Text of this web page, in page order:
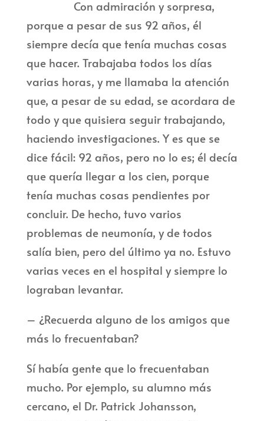
Con admiración y sorpresa,
porque a pesar de sus 92 años, él
siempre decía que tenía muchas cosas
que hacer. Trabajaba todos los días
varias horas, y me llamaba la atención
que, a pesar de su edad, se acordara de
todo y que quisiera seguir trabajando,
haciendo investigaciones. Y es que se
dice fácil: 92 años, pero no lo es; él decía
que quería llegar a los cien, porque
tenía muchas cosas pendientes por
concluir. De hecho, tuvo varios
problemas de neumonía, y de todos
salía bien, pero del último ya no. Estuvo
varias veces en el hospital y siempre lo
lograban levantar.
– ¿Recuerda alguno de los amigos que
más lo frecuentaban?
Sí había gente que lo frecuentaban
mucho. Por ejemplo, su alumno más
cercano, el Dr. Patrick Johansson,